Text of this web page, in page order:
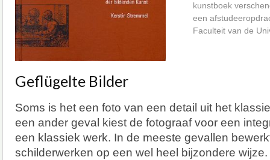
kunstboek
een
Faculteit van de
Geflügelte Bilder
Soms is het een foto van een detail uit het
een ander geval kiest de fotograaf voor een
een klassiek werk. In de meeste gevallen
schilderwerken op een wel heel bijzondere